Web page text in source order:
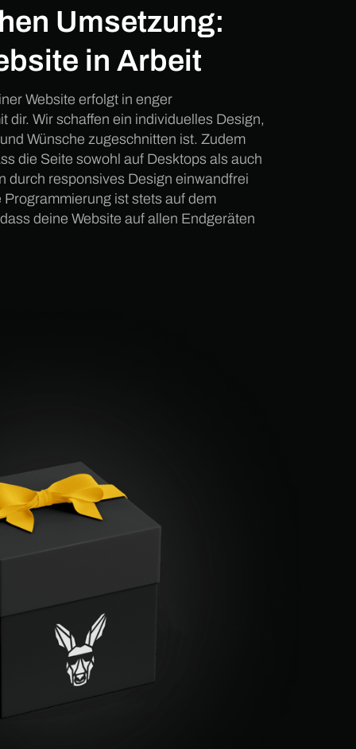
Umsetzung:
in Arbeit
Website erfolgt in enger
dir. Wir schaffen ein individuelles Design,
Wünsche zugeschnitten ist. Zudem
die Seite sowohl auf Desktops als auch
durch responsives Design einwandfrei
ist stets auf dem
deine Website auf allen Endgeräten